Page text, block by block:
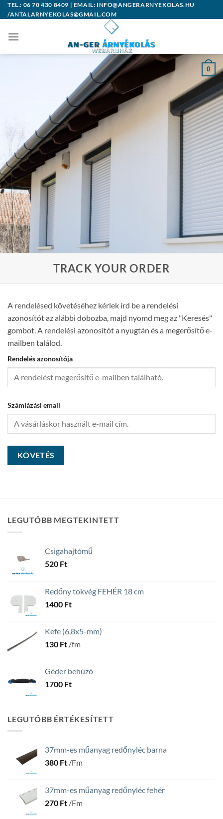
Skip
to
TEL.: 06 70 430 8409 | EMAIL: INFO@ANGERARNYEKOLAS.HU
/ANTALARNYEKOLAS@GMAIL.COM
0
TRACK YOUR ORDER
A rendelésed követéséhez kérlek írd be a rendelési
azonosítót az alábbi dobozba, majd nyomd meg az "Keresés"
gombot. A rendelési azonosítót a nyugtán és a megerősítő e-
mailben találod.
Rendelés azonosítója
Számlázási email
KÖVETÉS
LEGUTÓBB MEGTEKINTETT
Csigahajtómű
520 Ft
Redőny tokvég FEHÉR 18 cm
1400 Ft
Kefe (6,8x5-mm)
130 Ft /fm
Géder behúzó
1700 Ft
LEGUTÓBB ÉRTÉKESÍTETT
37mm-es műanyag redőnyléc barna
380 Ft /Fm
37mm-es műanyag redőnyléc fehér
270 Ft /Fm